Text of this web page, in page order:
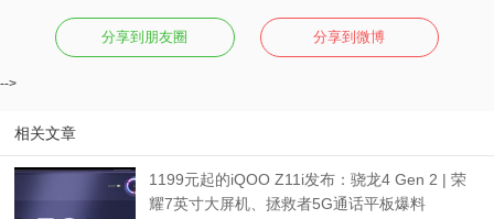
分享到朋友圈 分享到微博
-->
相关文章
1199元起的iQOO Z11i发布：骁龙4 Gen 2 | 荣
耀7英寸大屏机、拯救者5G通话平板爆料